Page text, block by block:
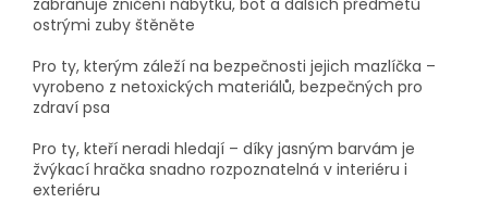
zabraňuje zničení nábytku, bot a dalších předmětů
ostrými zuby štěněte
Pro ty, kterým záleží na bezpečnosti jejich mazlíčka –
vyrobeno z netoxických materiálů, bezpečných pro
zdraví psa
Pro ty, kteří neradi hledají – díky jasným barvám je
žvýkací hračka snadno rozpoznatelná v interiéru i
exteriéru